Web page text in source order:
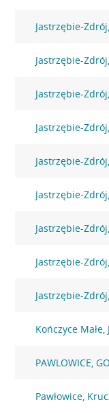
Jastrzębie-
Jastrzębie-
Jastrzębie-
Jastrzębie-
Jastrzębie-
Jastrzębie-
Jastrzębie-
Jastrzębie-
Jastrzębie-
Kończyce
PAWLOWICE,
Pawłowice,